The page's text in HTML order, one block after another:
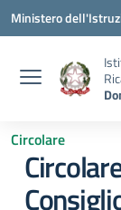
Vai ai contenuti
Vai al menu di
Vai al footer
Ministero
Circolare